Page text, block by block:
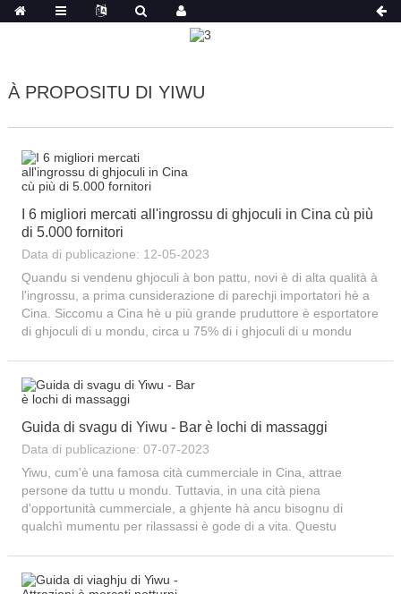
À PROPOSITU DI YIWU
I 6 migliori mercati all'ingrossu di ghjoculi in Cina cù più
di 5.000 fornitori
Data di publicazione: 12-05-2023
Quandu si vendenu ghjoculi à bon pattu, novi è di alta qualità à
l'ingrossu, a prima cunsiderazione di parechji importatori hè a
Cina. Siccomu a Cina hè u più grande pruduttore è esportatore
di ghjoculi di u mondu, circa u 75% di i ghjoculi di u mondu
Guida di svagu di Yiwu - Bar è lochi di massaggi
Data di publicazione: 07-07-2023
Yiwu, cum'è una famosa cità cummerciale in Cina, attrae
persone da tuttu u mondu. Tuttavia, in una cità piena
d'opportunità cummerciale, a ghjente hà ancu bisognu di
qualchì mumentu per rilassassi è gode di a vita. Questu